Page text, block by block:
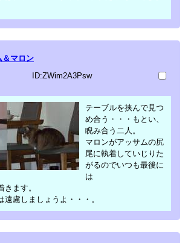
＆マロン
ID:ZWim2A3Psw
テーブルを挟んで見つ
め合う・・・もとい、
睨み合う二人。
マロンがアッサムの尻
尾に執着していじりた
がるのでいつも最後に
は
きます。
遠慮しましょうよ・・・。